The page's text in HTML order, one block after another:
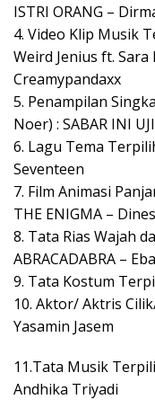
ISTRI ORANG –
4. Video Klip Musik
Weird Jenius ft. Sara
Creamypandaxx
5. Penampilan
Noer) : SABAR INI
6. Lagu Tema
Seventeen
7. Film Animasi
THE ENIGMA –
8. Tata Rias Wajah
ABRACADABRA –
9. Tata Kostum
10. Aktor/ Aktris
Yasamin Jasem
11.Tata Musik
Andhika Triyadi